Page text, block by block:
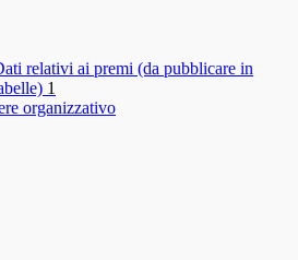
relativi ai premi (da pubblicare in
1
organizzativo